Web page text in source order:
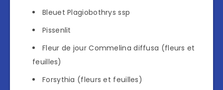
Bleuet Plagiobothrys ssp
Pissenlit
Fleur de jour Commelina diffusa (fleurs et
feuilles)
Forsythia (fleurs et feuilles)